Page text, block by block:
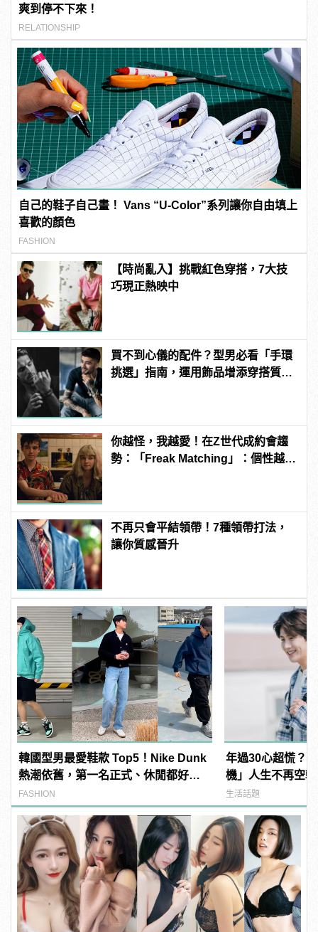
爽到停不下來！
RELATIONSHIP
自己的鞋子自己畫！ Vans “U-Color”系列讓你自由填上
喜歡的顏色
FASHION
【時尚亂入】挑戰紅色穿搭，7大技
巧現正熱映中
買不到心儀的配件？型男必看「手環
挑選」指南，運用飾品增添穿搭質
你越怪，我越愛！在Z世代成約會趨
勢：「Freak Matching」：個性越獨
不再只會平結領帶！7種領帶打法，
讓你質感晉升
韓國型男最愛鞋款 Top5！Nike Dunk
熱潮依舊，第一名正式、休閒都好
搭！
FASHION
年過30心超慌？
機」人生不再空
manfashion這樣
生活話題